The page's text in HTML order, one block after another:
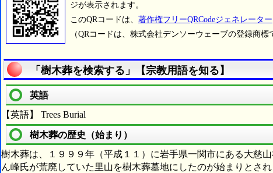
ジが表示されます。
このQRコードは、 著作権フリーQRCodeジェネレーター
（QRコードは、株式会社デンソーウェーブの登録商標
「樹木葬を検索する」【宗教用語を知る】
英語
【英語】 Trees Burial
樹木葬の歴史（始まり）
樹木葬は、１９９９年（平成１１）に岩手県一関市にある大慈
ん峰氏が荒廃していた里山を樹木葬墓地にしたのが始まりとされ